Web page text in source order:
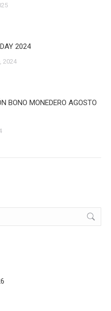
2024
2024
BONO MONEDERO AGOSTO